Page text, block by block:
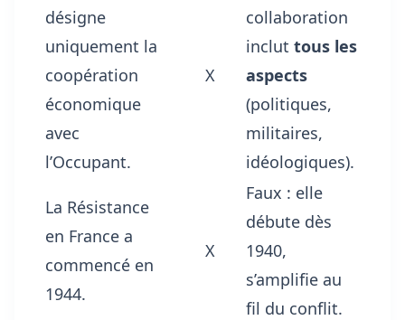
désigne
uniquement la
coopération
économique
avec
l’Occupant.
X
collaboration
inclut tous les
aspects
(politiques,
militaires,
idéologiques).
La Résistance
en France a
commencé en
1944.
X
Faux : elle
débute dès
1940,
s’amplifie au
fil du conflit.